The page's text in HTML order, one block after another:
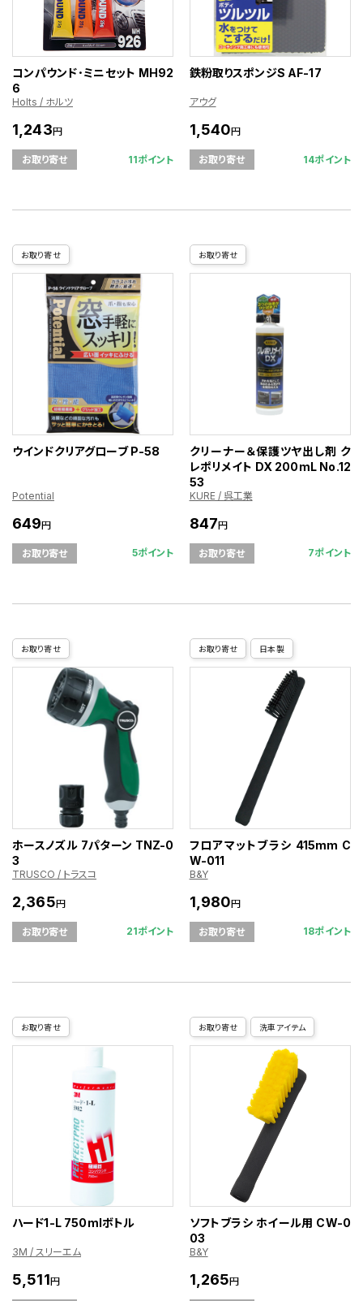
コンパウンド･ミニセット MH92
6
Holts / ホルツ
1,243円
お取り寄せ 11ポイント
鉄粉取りスポンジS AF-17
アウグ
1,540円
お取り寄せ 14ポイント
お取り寄せ
ウインドクリアグローブ P-58
Potential
649円
お取り寄せ 5ポイント
お取り寄せ
クリーナー＆保護ツヤ出し剤 ク
レポリメイト DX 200mL No.12
53
KURE / 呉工業
847円
お取り寄せ 7ポイント
お取り寄せ
ホースノズル 7パターン TNZ-0
3
TRUSCO / トラスコ
2,365円
お取り寄せ 21ポイント
お取り寄せ 日本製
フロアマットブラシ 415mm C
W-011
B&Y
1,980円
お取り寄せ 18ポイント
お取り寄せ
ハード1-L 750mlボトル
3M / スリーエム
5,511円
お取り寄せ 洗車アイテム
ソフトブラシ ホイール用 CW-0
03
B&Y
1,265円